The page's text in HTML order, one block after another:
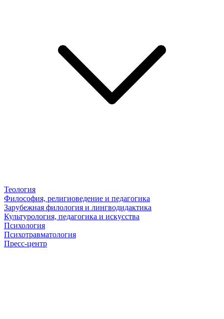
Теология
Философия, религиоведение и педагогика
Зарубежная филология и лингводидактика
Культурология, педагогика и искусства
Психология
Психотравматология
Пресс-центр